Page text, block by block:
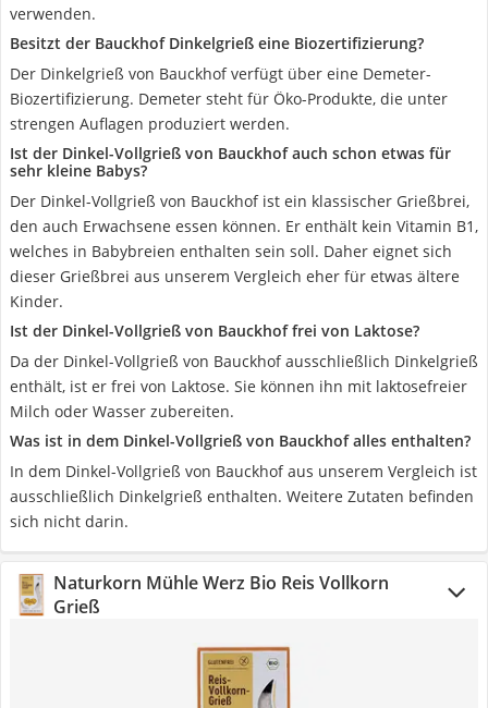
verwenden.
Besitzt der Bauckhof Dinkelgrieß eine Biozertifizierung?
Der Dinkelgrieß von Bauckhof verfügt über eine Demeter-
Biozertifizierung. Demeter steht für Öko-Produkte, die unter
strengen Auflagen produziert werden.
Ist der Dinkel-Vollgrieß von Bauckhof auch schon etwas für
sehr kleine Babys?
Der Dinkel-Vollgrieß von Bauckhof ist ein klassischer Grießbrei,
den auch Erwachsene essen können. Er enthält kein Vitamin B1,
welches in Babybreien enthalten sein soll. Daher eignet sich
dieser Grießbrei aus unserem Vergleich eher für etwas ältere
Kinder.
Ist der Dinkel-Vollgrieß von Bauckhof frei von Laktose?
Da der Dinkel-Vollgrieß von Bauckhof ausschließlich Dinkelgrieß
enthält, ist er frei von Laktose. Sie können ihn mit laktosefreier
Milch oder Wasser zubereiten.
Was ist in dem Dinkel-Vollgrieß von Bauckhof alles enthalten?
In dem Dinkel-Vollgrieß von Bauckhof aus unserem Vergleich ist
ausschließlich Dinkelgrieß enthalten. Weitere Zutaten befinden
sich nicht darin.
Naturkorn Mühle Werz Bio Reis Vollkorn
Grieß